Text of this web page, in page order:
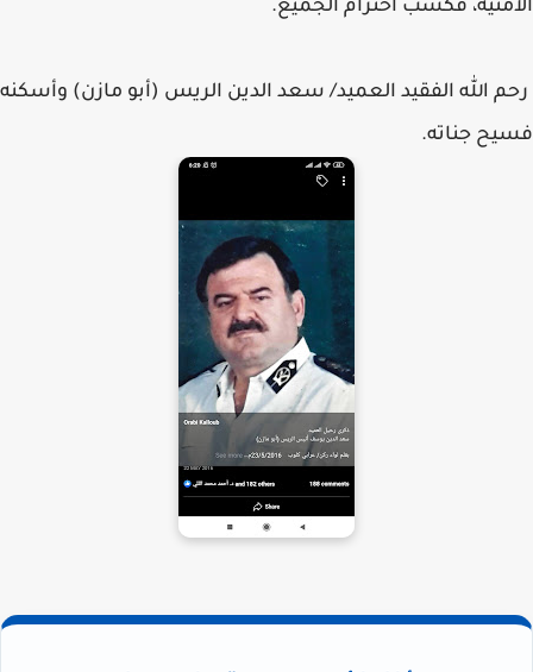
الأمنية، فكسب احترام الجميع.
رحم الله الفقيد العميد/ سعد الدين الريس (أبو مازن) وأسكنه
فسيح جناته.